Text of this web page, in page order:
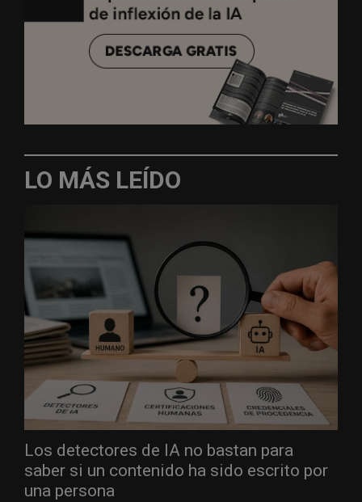
LO MÁS LEÍDO
Los detectores de IA no bastan para
saber si un contenido ha sido escrito por
una persona